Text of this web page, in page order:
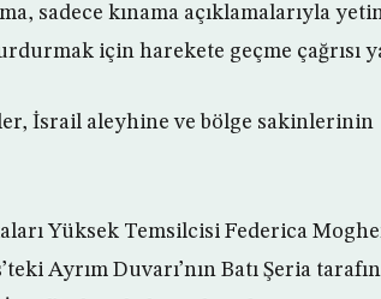
sadece kınama açıklamalarıyla
için harekete geçme çağrısı
İsrail aleyhine ve bölge sakinlerinin
Yüksek Temsilcisi Federica
Ayrım Duvarı’nın Batı Şeria